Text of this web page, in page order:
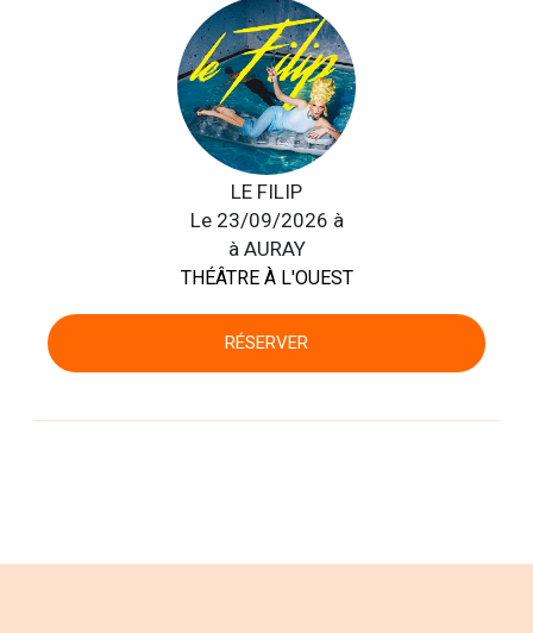
LE FILIP
Le 23/09/2026 à
à AURAY
THÉÂTRE À L'OUEST
RÉSERVER